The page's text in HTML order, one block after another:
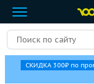
СКИДКА 300₽ по